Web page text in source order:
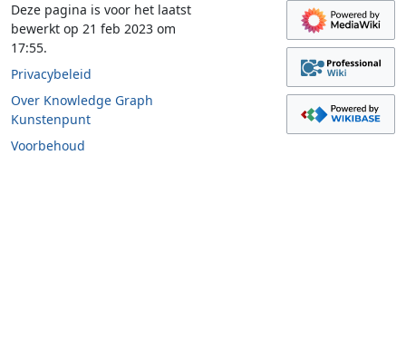
Deze pagina is voor het laatst
bewerkt op 21 feb 2023 om
17:55.
Privacybeleid
Over Knowledge Graph
Kunstenpunt
Voorbehoud